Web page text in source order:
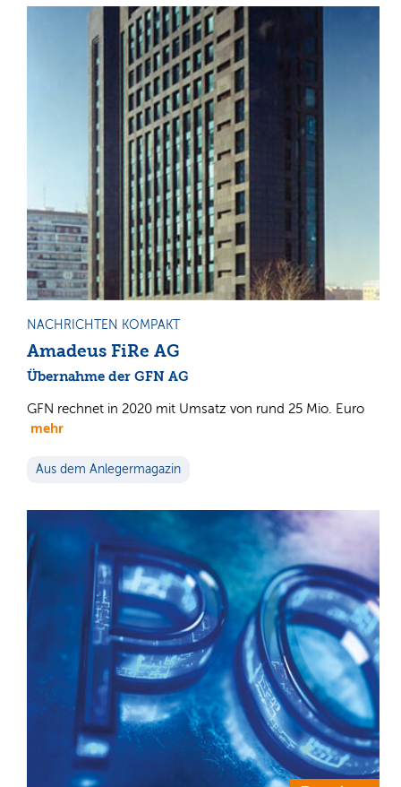
NACHRICHTEN KOMPAKT
Amadeus FiRe AG
Übernahme der GFN AG
GFN rechnet in 2020 mit Umsatz von rund 25 Mio. Euro
mehr
Aus dem Anlegermagazin